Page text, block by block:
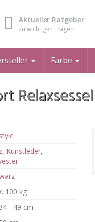
Aktueller Ratgeber
zu wichtigen Fragen
Farbe
Relaxsessel
, Kunstleder,
100 kg
- 49 cm